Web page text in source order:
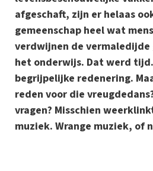
afgeschaft, zijn er helaas
gemeenschap heel wat
verdwijnen de
het onderwijs. Dat werd
begrijpelijke redenering.
reden voor die
vragen? Misschien
muziek. Wrange muziek, of